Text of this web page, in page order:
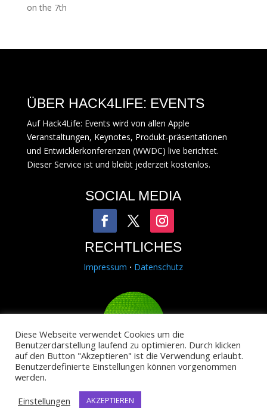
on the 7th
ÜBER HACK4LIFE: EVENTS
Auf Hack4Life: Events wird von allen Apple
Veranstaltungen, Keynotes, Produkt-präsentationen
und Entwicklerkonferenzen (WWDC) live berichtet.
Dieser Service ist und bleibt jederzeit kostenlos.
SOCIAL MEDIA
RECHTLICHES
Impressum · Datenschutz
Copyright © 2014-2025Binary Alps.
Hack4Life ist ein Projekt von Binary Alps.
Diese Webseite verwendet Cookies um die
Benutzerdarstellung laufend zu optimieren. Durch klicken
auf den Button "Akzeptieren" ist die Verwendung erlaubt.
Benutzerdefinierte Einstellungen können vorgenommen
werden.
Einstellungen
AKZEPTIEREN